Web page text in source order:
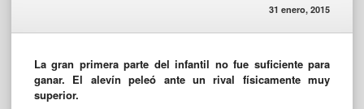
31 enero, 2015
La gran primera parte del infantil no fue suficiente para
ganar. El alevín peleó ante un rival físicamente muy
superior.